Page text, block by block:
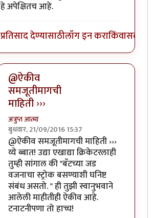
हे अपेक्षितच आहे.
प्रतिसाद देण्यासाठीलॉग इन कराकिंवासदस्य
@ऐकीव
समजूतीमागची
माहिती ›››
अत्रुप्त आत्मा
बुधवार, 21/09/2016 15:37
In reply toऐकीव समजूतीमागची माहिती देता
@ऐकीव समजूतीमागची माहिती ›››
य्ये ब्बात! उद्या एखाद्या क्रिकेटरलाही
तुम्ही सांगाल की "बॅटच्या जड
वजनाचा स्ट्रोक बसण्याशी घनिष्ट
संबंध असतो. " ही तुझी स्वानुभवाने
आलेली माहीतीही ऐकीव आहे.
टनाटनीपणा तो हाच्च!